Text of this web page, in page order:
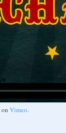
on Vimeo.